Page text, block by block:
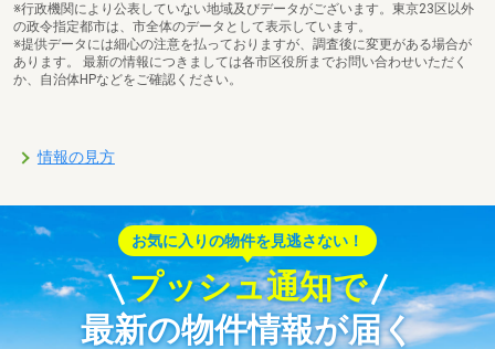
※行政機関により公表していない地域及びデータがございます。東京23区以外
の政令指定都市は、市全体のデータとして表示しています。
※提供データには細心の注意を払っておりますが、調査後に変更がある場合が
あります。 最新の情報につきましては各市区役所までお問い合わせいただく
か、自治体HPなどをご確認ください。
情報の見方
お気に入りの物件を見逃さない！
プッシュ通知で
最新の物件情報が届く